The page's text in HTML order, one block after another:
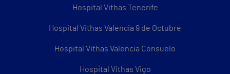
Hospital Vithas Tenerife
Hospital Vithas Valencia 9 de Octubre
Hospital Vithas Valencia Consuelo
Hospital Vithas Vigo